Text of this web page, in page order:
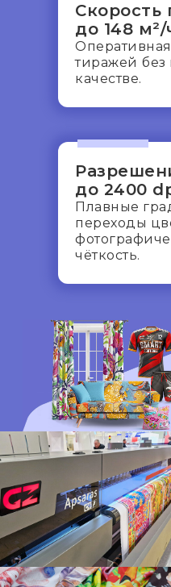
Плавные
переходы
чёткость.
до 2400
тиражей без
качестве.
Скорость
до 148 м²/